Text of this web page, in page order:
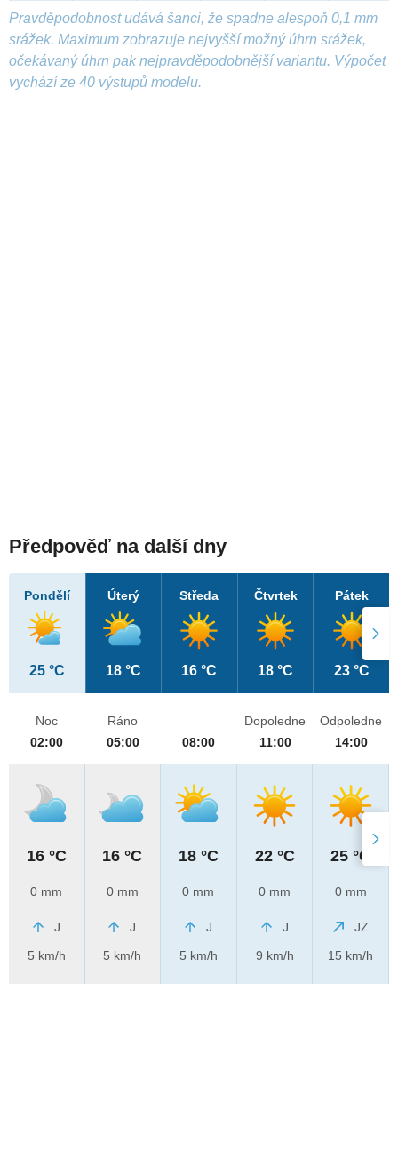
Pravděpodobnost udává šanci, že spadne alespoň 0,1 mm
srážek. Maximum zobrazuje nejvyšší možný úhrn srážek,
očekávaný úhrn pak nejpravděpodobnější variantu. Výpočet
vychází ze 40 výstupů modelu.
Předpověď na další dny
Pondělí
25 °C
Úterý
18 °C
Středa
16 °C
Čtvrtek
18 °C
Pátek
23 °C
Noc
02:00
16 °C
0 mm
J
5 km/h
Ráno
05:00
16 °C
0 mm
J
5 km/h
08:00
18 °C
0 mm
J
5 km/h
Dopoledne
11:00
22 °C
0 mm
J
9 km/h
Odpoledne
14:00
25 °C
0 mm
JZ
15 km/h